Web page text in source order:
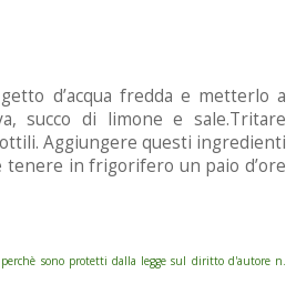
d’acqua fredda e metterlo a
succo di limone e sale.Tritare
Aggiungere questi ingredienti
tenere in frigorifero un paio d’ore
sono protetti dalla legge sul diritto d'autore n.